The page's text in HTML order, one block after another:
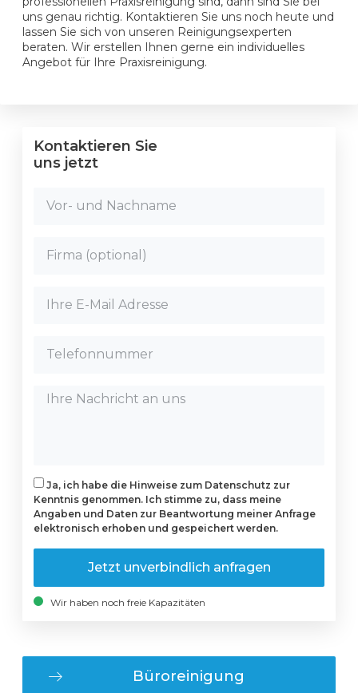
uns genau richtig. Kontaktieren Sie uns noch heute und
lassen Sie sich von unseren Reinigungsexperten
beraten. Wir erstellen Ihnen gerne ein individuelles
Angebot für Ihre Praxisreinigung.
Kontaktieren Sie
uns jetzt
Ja, ich habe die Hinweise zum Datenschutz zur
Kenntnis genommen. Ich stimme zu, dass meine
Angaben und Daten zur Beantwortung meiner Anfrage
elektronisch erhoben und gespeichert werden.
Jetzt unverbindlich anfragen
Wir haben noch freie Kapazitäten
Büroreinigung